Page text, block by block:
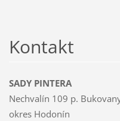
Kontakt
SADY PINTERA
Nechvalín 109 p.
okres Hodonín